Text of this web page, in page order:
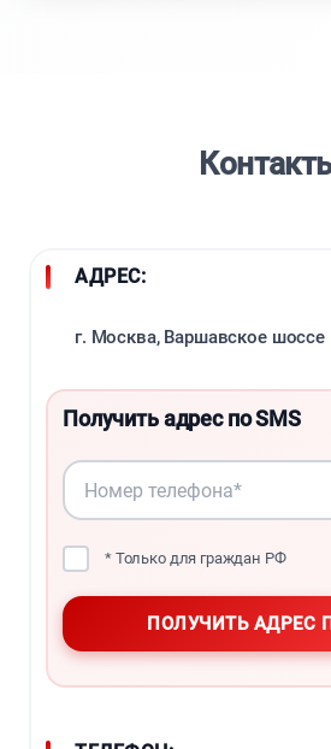
АДРЕС:
г. Москва, Варшавское шоссе
Получить адрес по SMS
* Только для граждан РФ